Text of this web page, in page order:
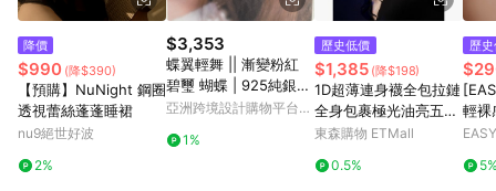
計算，並依訂單成立時間當下LINE購物所設定的回饋機制為準。
8. LINE購物為購物資訊整合性平台，商品資料更新會有時間差，
如顯示之商品規格、顏色、價位、贈品與東森購物ETMall銷售網
頁不符，以銷售網頁標示為準。 9. 若有贈點爭議，請務必於訂單
日期+180天以內至LINE購物客服洽詢；若超過180天(含)以上進
行申訴，恕無法贈點回饋。 10. 部分點數紅包僅限指定商品使
用，或不適用於無回饋商品。各點數紅包之適用商品與使用條件
請依點數紅包頁面規則為準。
降價
$990 (降$390)
【預購】NuNight 鋼圈
透視蕾絲蓬蓬睡裙
nu9絕世好波
2%
$3,353
蝶翼輕舞 || 漸變粉紅
碧璽 蝴蝶 | 925純銀鍍
金 設計鑲嵌 耳環
亞洲跨境設計購物平台
1%
歷史低價
$1,385 (降$198)
1D超薄連身襪全包拉鏈
全身包裹極光油亮五指
塑身連體衣黑絲襪女
東森購物 ETMall
0.5%
歷
輕裸
陶瓷